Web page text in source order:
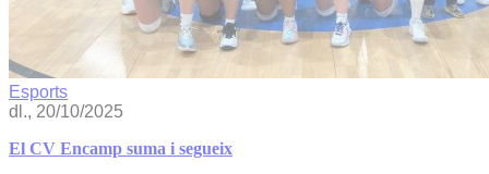
Esports
dl., 20/10/2025
El CV Encamp suma i segueix